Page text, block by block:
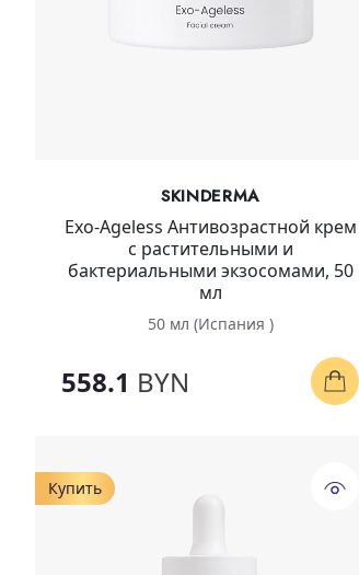
SKINDERMA
Exo-Ageless Антивозрастной крем
с растительными и
бактериальными экзосомами, 50
мл
50 мл (Испания )
558.1 BYN
Купить